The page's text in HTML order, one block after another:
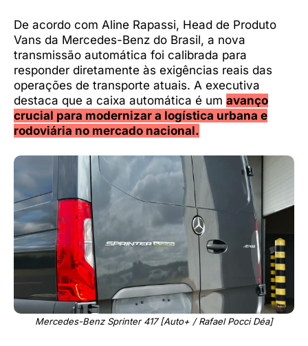
De acordo com Aline Rapassi, Head de Produto
Vans da Mercedes-Benz do Brasil, a nova
transmissão automática foi calibrada para
responder diretamente às exigências reais das
operações de transporte atuais. A executiva
destaca que a caixa automática é um avanço
crucial para modernizar a logística urbana e
rodoviária no mercado nacional.
Mercedes-Benz Sprinter 417 [Auto+ / Rafael Pocci Déa]